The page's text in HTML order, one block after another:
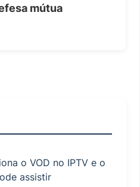
mútua
o VOD no IPTV e o
assistir